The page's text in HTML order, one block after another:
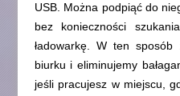
USB. Można podpiąć do
bez konieczności
ładowarkę. W ten sposób
biurku i eliminujemy
jeśli pracujesz w miejscu,